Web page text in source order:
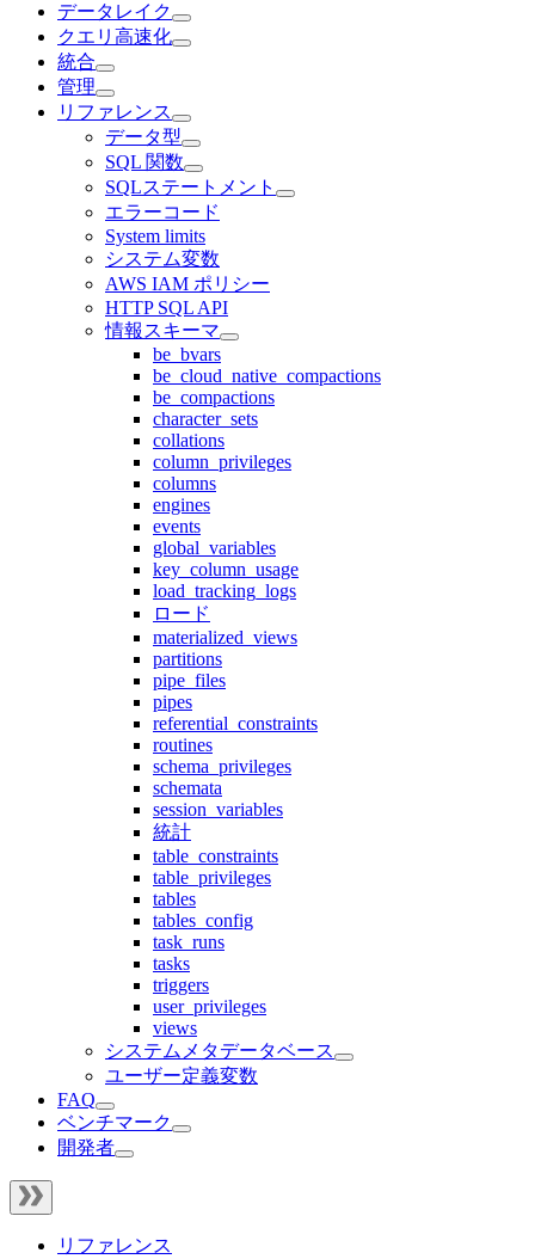
データレイク
クエリ高速化
統合
管理
リファレンス
データ型
SQL 関数
SQLステートメント
エラーコード
System limits
システム変数
AWS IAM ポリシー
HTTP SQL API
情報スキーマ
be_bvars
be_cloud_native_compactions
be_compactions
character_sets
collations
column_privileges
columns
engines
events
global_variables
key_column_usage
load_tracking_logs
ロード
materialized_views
partitions
pipe_files
pipes
referential_constraints
routines
schema_privileges
schemata
session_variables
統計
table_constraints
table_privileges
tables
tables_config
task_runs
tasks
triggers
user_privileges
views
システムメタデータベース
ユーザー定義変数
FAQ
ベンチマーク
開発者
リファレンス